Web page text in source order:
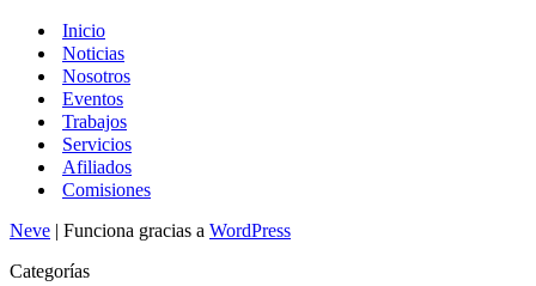
Inicio
Noticias
Nosotros
Eventos
Trabajos
Servicios
Afiliados
Comisiones
Neve | Funciona gracias a WordPress
Categorías